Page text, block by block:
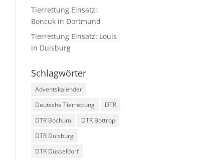
Tierrettung Einsatz:
Boncuk in Dortmund
Tierrettung Einsatz: Louis
in Duisburg
Schlagwörter
Adventskalender
Deutsche Tierrettung
DTR
DTR Bochum
DTR Bottrop
DTR Duisburg
DTR Düsseldorf